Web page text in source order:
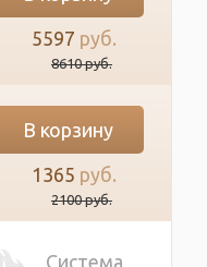
5597 руб.
8610руб.
1365 руб.
2100руб.
Система